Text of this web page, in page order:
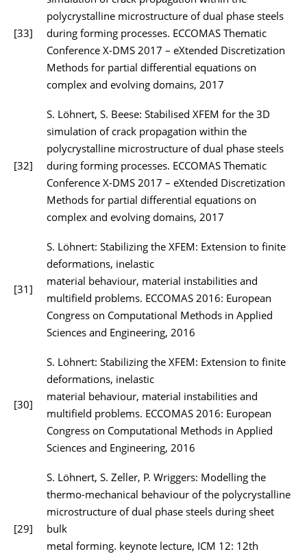
[33]
polycrystalline microstructure of dual phase steels
during forming processes. ECCOMAS Thematic
Conference X-DMS 2017 – eXtended Discretization
Methods for partial differential equations on
complex and evolving domains, 2017
[32]
S. Löhnert, S. Beese: Stabilised XFEM for the 3D
simulation of crack propagation within the
polycrystalline microstructure of dual phase steels
during forming processes. ECCOMAS Thematic
Conference X-DMS 2017 – eXtended Discretization
Methods for partial differential equations on
complex and evolving domains, 2017
[31]
S. Löhnert: Stabilizing the XFEM: Extension to finite
deformations, inelastic
material behaviour, material instabilities and
multifield problems. ECCOMAS 2016: European
Congress on Computational Methods in Applied
Sciences and Engineering, 2016
[30]
S. Löhnert: Stabilizing the XFEM: Extension to finite
deformations, inelastic
material behaviour, material instabilities and
multifield problems. ECCOMAS 2016: European
Congress on Computational Methods in Applied
Sciences and Engineering, 2016
[29]
S. Löhnert, S. Zeller, P. Wriggers: Modelling the
thermo-mechanical behaviour of the polycrystalline
microstructure of dual phase steels during sheet
bulk
metal forming. keynote lecture, ICM 12: 12th